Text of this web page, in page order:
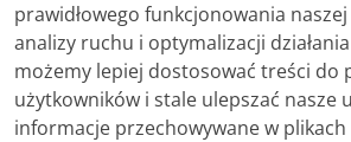
61
Nowa
Zelandia
Umowa:
tekst PL/EN
kB)
prawidłowego funkcjonowania
analizy ruchu i optymalizacji
możemy lepiej dostosować treści do
użytkowników i stale ulepszać nasze
informacje przechowywane w